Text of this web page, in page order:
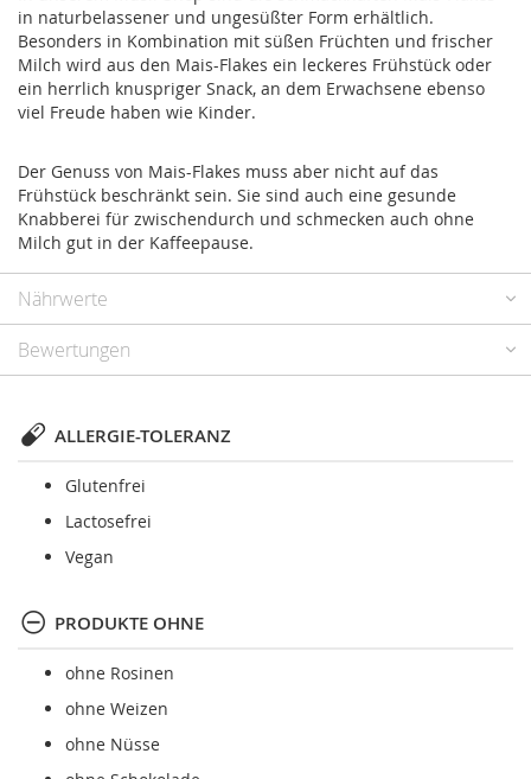
in naturbelassener und ungesüßter Form erhältlich.
Besonders in Kombination mit süßen Früchten und frischer
Milch wird aus den Mais-Flakes ein leckeres Frühstück oder
ein herrlich knuspriger Snack, an dem Erwachsene ebenso
viel Freude haben wie Kinder.
Der Genuss von Mais-Flakes muss aber nicht auf das
Frühstück beschränkt sein. Sie sind auch eine gesunde
Knabberei für zwischendurch und schmecken auch ohne
Milch gut in der Kaffeepause.
Nährwerte
Bewertungen
ALLERGIE-TOLERANZ
Glutenfrei
Lactosefrei
Vegan
PRODUKTE OHNE
ohne Rosinen
ohne Weizen
ohne Nüsse